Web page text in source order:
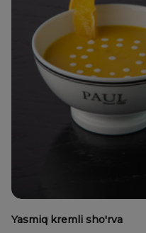
Yasmiq kremli sho'rva